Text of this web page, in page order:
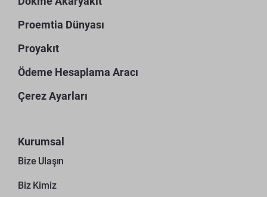
Proemtia Dünyası
Proyakıt
Ödeme Hesaplama Aracı
Çerez Ayarları
Kurumsal
Bize Ulaşın
Biz Kimiz